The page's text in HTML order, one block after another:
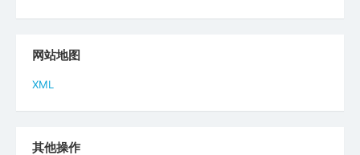
网站地图
XML
其他操作